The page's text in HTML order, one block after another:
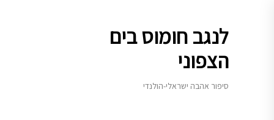
לנגב חומוס בים
הצפוני
סיפור אהבה ישראלי-הולנדי